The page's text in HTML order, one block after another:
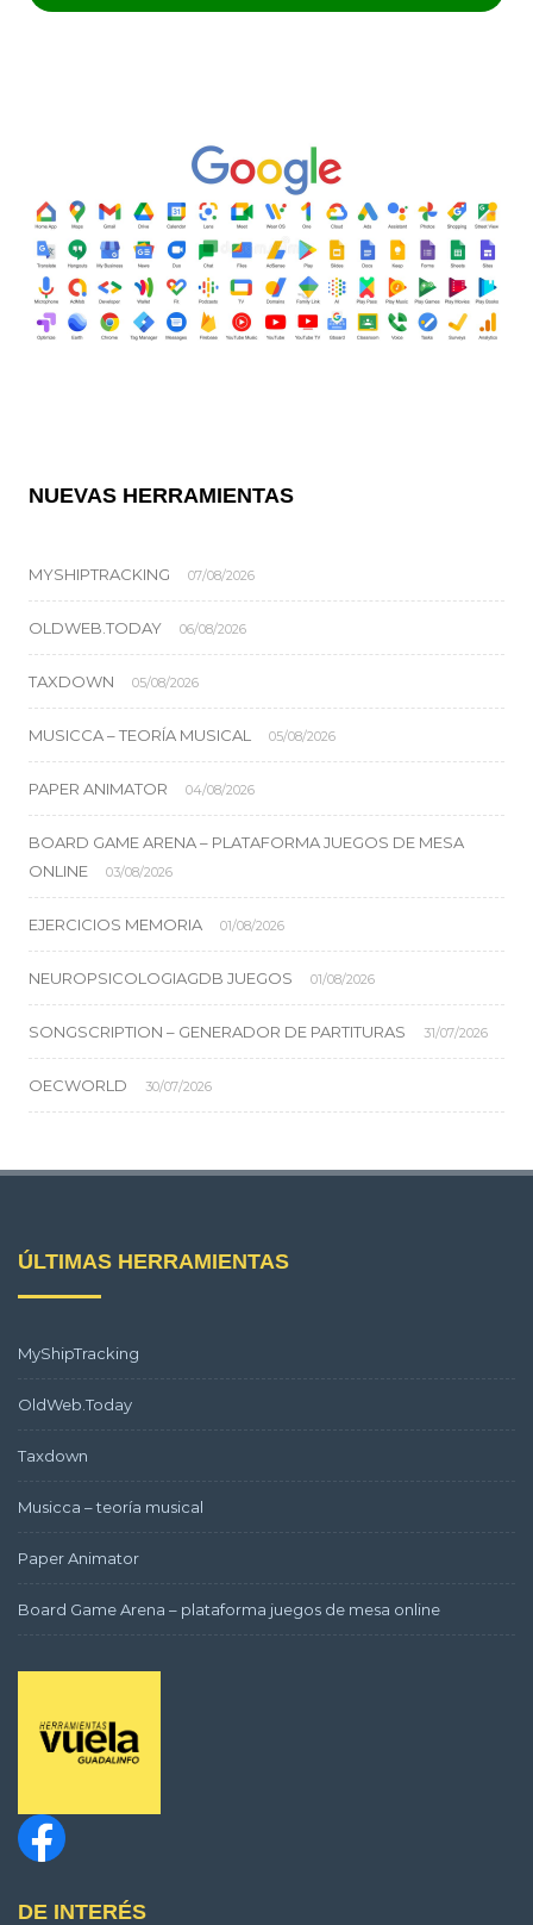
NUEVAS HERRAMIENTAS
MYSHIPTRACKING 07/08/2026
OLDWEB.TODAY 06/08/2026
TAXDOWN 05/08/2026
MUSICCA – TEORÍA MUSICAL 05/08/2026
PAPER ANIMATOR 04/08/2026
BOARD GAME ARENA – PLATAFORMA JUEGOS DE MESA
ONLINE
03/08/2026
EJERCICIOS MEMORIA 01/08/2026
NEUROPSICOLOGIAGDB JUEGOS 01/08/2026
SONGSCRIPTION – GENERADOR DE PARTITURAS 31/07/2026
OECWORLD 30/07/2026
ÚLTIMAS HERRAMIENTAS
MyShipTracking
OldWeb.Today
Taxdown
Musicca – teoría musical
Paper Animator
Board Game Arena – plataforma juegos de mesa online
DE INTERÉS